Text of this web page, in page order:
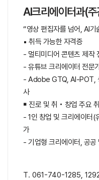
AI크리에이터과(
“영상 편집자를 넘어, AI기
▪ 취득 가능한 자격증
- 멀티미디어 콘텐츠 제작
- 유튜브 크리에이터 전문
- Adobe GTQ, AI-POT,
사
￭ 진로 및 취‧창업 주요
- 1인 창업 및 크리에이터(
가
- 기업형 크리에이터, 공공
T. 061-740-1285,